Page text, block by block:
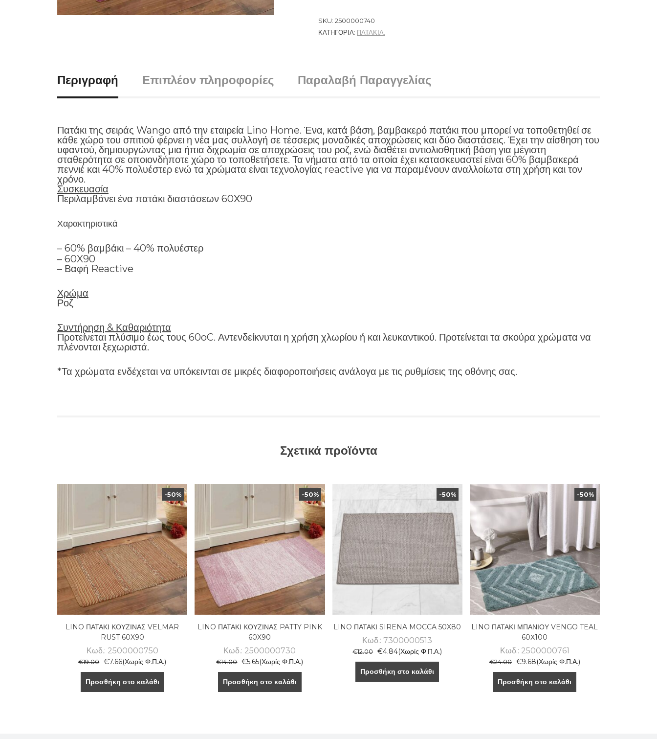
SKU: 2500000740
ΚΑΤΗΓΟΡΊΑ: ΠΑΤΑΚΙΑ.
Περιγραφή Επιπλέον πληροφορίες Παραλαβή Παραγγελίας
Πατάκι της σειράς Wango από την εταιρεία Lino Home. Ένα, κατά βάση, βαμβακερό πατάκι που μπορεί να τοποθετηθεί σε
κάθε χώρο του σπιτιού φέρνει η νέα μας συλλογή σε τέσσερις μοναδικές αποχρώσεις και δύο διαστάσεις. Έχει την αίσθηση του
υφαντού, δημιουργώντας μια ήπια διχρωμία σε αποχρώσεις του ροζ, ενώ διαθέτει αντιολισθητική βάση για μέγιστη
σταθερότητα σε οποιονδήποτε χώρο το τοποθετήσετε. Τα νήματα από τα οποία έχει κατασκευαστεί είναι 60% βαμβακερά
πεννιέ και 40% πολυέστερ ενώ τα χρώματα είναι τεχνολογίας reactive για να παραμένουν αναλλοίωτα στη χρήση και τον
χρόνο.
Συσκευασία
Περιλαμβάνει ένα πατάκι διαστάσεων 60Χ90
Χαρακτηριστικά
– 60% βαμβάκι – 40% πολυέστερ
– 60X90
– Βαφή Reactive
Χρώμα
Ροζ
Συντήρηση & Καθαριότητα
Προτείνεται πλύσιμο έως τους 60oC. Αντενδείκνυται η χρήση χλωρίου ή και λευκαντικού. Προτείνεται τα σκούρα χρώματα να
πλένονται ξεχωριστά.
*Τα χρώματα ενδέχεται να υπόκεινται σε μικρές διαφοροποιήσεις ανάλογα με τις ρυθμίσεις της οθόνης σας.
Σχετικά προϊόντα
-50%
LINO ΠΑΤΑΚΙ ΚΟΥΖΙΝΑΣ VELMAR
RUST 60X90
Κωδ.: 2500000750
€19.00 €7.66(Χωρίς Φ.Π.Α.)
Προσθήκη στο καλάθι
-50%
LINO ΠΑΤΑΚΙ ΚΟΥΖΙΝΑΣ PATTY PINK
60X90
Κωδ.: 2500000730
€14.00 €5.65(Χωρίς Φ.Π.Α.)
Προσθήκη στο καλάθι
-50%
LINO ΠΑΤΑΚΙ SIRENA MOCCA 50X80
Κωδ.: 7300000513
€12.00 €4.84(Χωρίς Φ.Π.Α.)
Προσθήκη στο καλάθι
-50%
LINO ΠΑΤΑΚΙ ΜΠΑΝΙΟΥ VENGO TEAL
60Χ100
Κωδ.: 2500000761
€24.00 €9.68(Χωρίς Φ.Π.Α.)
Προσθήκη στο καλάθι